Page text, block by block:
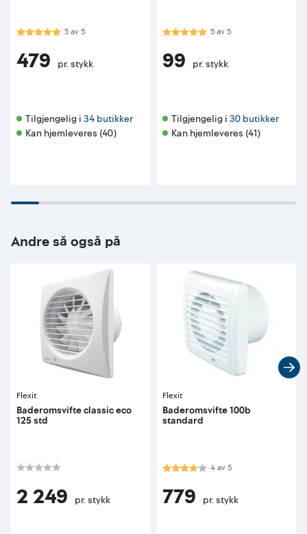
Karakter:5.0 av 5 mulige
5av5
479 pr. stykk
Tilgjengelig i 34 butikker
Kan hjemleveres (40)
Karakter:5.0 av 5 mulige
5av5
99 pr. stykk
Tilgjengelig i 30 butikker
Kan hjemleveres (41)
Andre så også på
Flexit
Baderomsvifte classic eco
125 std
2 249 pr. stykk
Flexit
Baderomsvifte 100b
standard
Karakter:4.0 av 5 mulige
4av5
779 pr. stykk